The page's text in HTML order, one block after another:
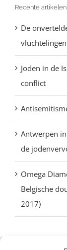
Recente artikelen
De
vluchtelingen
Joden in de
conflict
Antwerpen
de
Omega
Belgische
2017)